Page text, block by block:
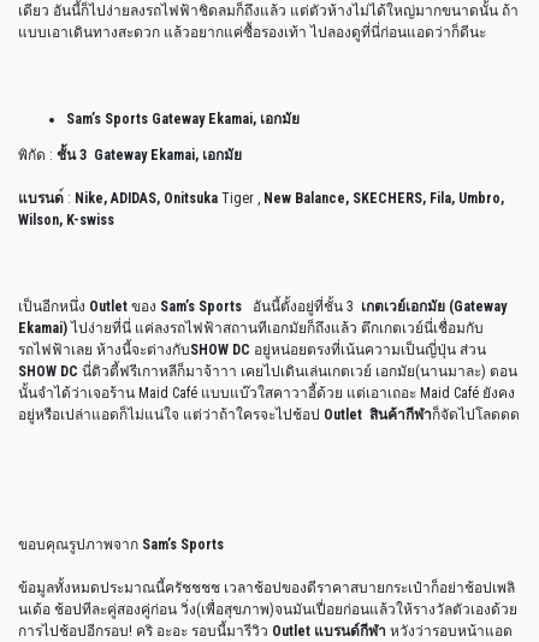
เดียว อันนี้ก็ไปง่ายลงรถไฟฟ้าชิดลมก็ถึงแล้ว แต่ตัวห้างไม่ได้ใหญ่มากขนาดนั้น ถ้า
แบบเอาเดินทางสะดวก แล้วอยากแค่ซื้อรองเท้า ไปลองดูที่นี่ก่อนแอดว่าก็ดีนะ
Sam’s Sports Gateway Ekamai, เอกมัย
พิกัด : ชั้น 3 Gateway Ekamai, เอกมัย
แบรนด ์ : Nike, ADIDAS, Onitsuka Tiger , New Balance, SKECHERS, Fila, Umbro,
Wilson, K-swiss
เป็นอีกหนึ่ง Outlet ของ Sam’s Sports อันนี้ตั้งอยู่ที่ชั้น 3 เกตเวย์เอกมัย (Gateway
Ekamai) ไปง่ายที่นี่ แค่ลงรถไฟฟ้าสถานทีเอกมัยก็ถึงแล้ว ตึกเกตเวย์นี่เชื่อมกับ
รถไฟฟ้าเลย ห้างนี้จะต่างกับSHOW DC อยู่หน่อยตรงที่เน้นความเป็นญี่ปุ่น ส่วน
SHOW DC นี่ดิวตี้ฟรีเกาหลีก็มาจ้าาา เคยไปเดินเล่นเกตเวย์ เอกมัย(นานมาละ) ตอน
นั้นจำได้ว่าเจอร้าน Maid Café แบบแบ๊วใสคาวาอี้ด้วย แต่เอาเถอะ Maid Café ยังคง
อยู่หรือเปล่าแอดก็ไม่แน่ใจ แต่ว่าถ้าใครจะไปช้อป Outlet สินค้ากีฬาก็จัดไปโลดดด
ขอบคุณรูปภาพจาก Sam’s Sports
ข้อมูลทั้งหมดประมาณนี้ครัชชชช เวลาช้อปของดีราคาสบายกระเป๋าก็อย่าช้อปเพลิ
นเด้อ ช้อปทีละคู่สองคู่ก่อน วิ่ง(เพื่อสุขภาพ)จนมันเปื่อยก่อนแล้วให้รางวัลตัวเองด้วย
การไปช้อปอีกรอบ! คริ อะอะ รอบนี้มารีวิว Outlet แบรนด์กีฬา หวังว่ารอบหน้าแอด